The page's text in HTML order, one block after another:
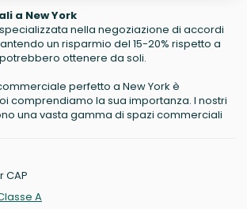
a New York
nella negoziazione di accordi
un risparmio del 15-20% rispetto a
ottenere da soli.
perfetto a New York è
comprendiamo la sua importanza. I nostri
una vasta gamma di spazi commerciali
CAP
A